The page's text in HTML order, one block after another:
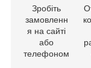
Зробіть
замовленн
я на сайті
або
телефоном